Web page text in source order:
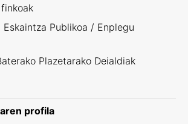
Eskaintza Publikoa / Enplegu
Plazetarako Deialdiak
profila